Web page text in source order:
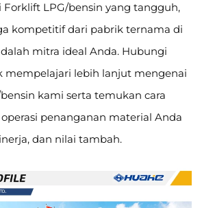
LPG/bensin yang tangguh,
kompetitif dari pabrik ternama di
mitra ideal Anda. Hubungi
mempelajari lebih lanjut mengenai
kami serta temukan cara
penanganan material Anda
dan nilai tambah.